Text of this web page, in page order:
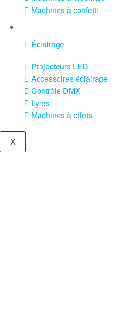
Machines à confetti
Éclairage
Projecteurs LED
Accessoires éclairage
Contrôle DMX
Lyres
Machines à effets
X